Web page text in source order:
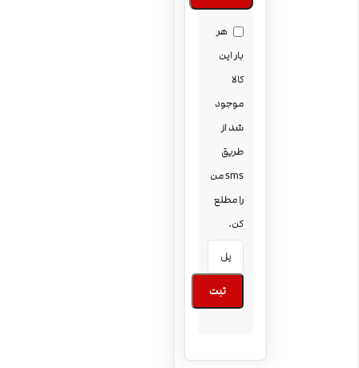
هر
بار این
کالا
موجود
شد از
طریق
sms من
را مطلع
کن.
ثبت